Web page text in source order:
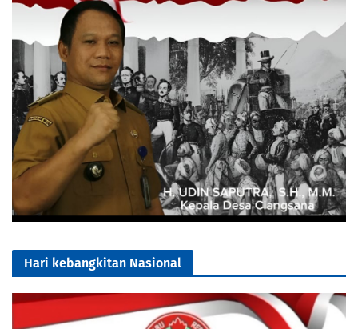
Hari kebangkitan Nasional